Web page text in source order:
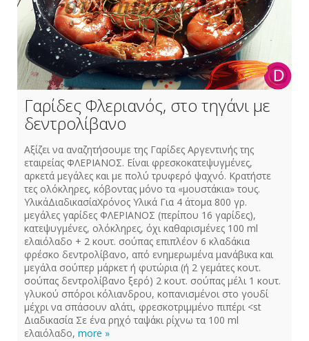
Γαρίδες Φλεριανός, στο τηγάνι με
δεντρολίβανο
Αξίζει να αναζητήσουμε της Γαρίδες Αργεντινής της
εταιρείας ΦΛΕΡΙΑΝΟΣ. Είναι φρεσκοκατεψυγμένες,
αρκετά μεγάλες και με πολύ τρυφερό ψαχνό. Κρατήστε
τες ολόκληρες, κόβοντας μόνο τα «μουστάκια» τους.
ΥλικάΔιαδικασίαΧρόνος Υλικά Για 4 άτομα 800 γρ.
μεγάλες γαρίδες ΦΛΕΡΙΑΝΟΣ (περίπου 16 γαρίδες),
κατεψυγμένες, ολόκληρες, όχι καθαρισμένες 100 ml
ελαιόλαδο + 2 κουτ. σούπας επιπλέον 6 κλαδάκια
φρέσκο δεντρολίβανο, από ενημερωμένα μανάβικα και
μεγάλα σούπερ μάρκετ ή φυτώρια (ή 2 γεμάτες κουτ.
σούπας δεντρολίβανο ξερό) 2 κουτ. σούπας μέλι 1 κουτ.
γλυκού σπόροι κόλιανδρου, κοπανισμένοι στο γουδί
μέχρι να σπάσουν αλάτι, φρεσκοτριμμένο πιπέρι <st
Διαδικασία Σε ένα ρηχό ταψάκι ρίχνω τα 100 ml
ελαιόλαδο, more »